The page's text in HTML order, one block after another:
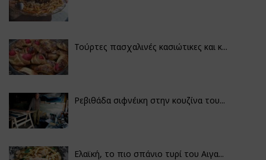
Τούρτες πασχαλινές κασιώτικες και κ...
Ρεβιθάδα σιφνέικη στην κουζίνα του...
Ελαϊκή, το πιο σπάνιο τυρί του Αιγα...